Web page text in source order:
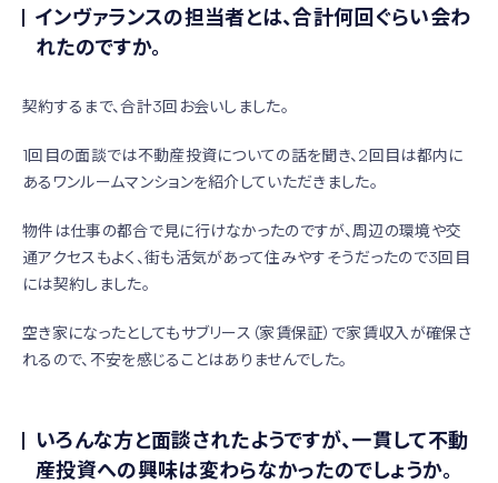
インヴァランスの担当者とは、合計何回ぐらい会わ
れたのですか。
契約するまで、合計3回お会いしました。
1回目の面談では不動産投資についての話を聞き、2回目は都内に
あるワンルームマンションを紹介していただきました。
物件は仕事の都合で見に行けなかったのですが、周辺の環境や交
通アクセスもよく、街も活気があって住みやすそうだったので3回目
には契約しました。
空き家になったとしてもサブリース（家賃保証）で家賃収入が確保さ
れるので、不安を感じることはありませんでした。
いろんな方と面談されたようですが、一貫して不動
産投資への興味は変わらなかったのでしょうか。